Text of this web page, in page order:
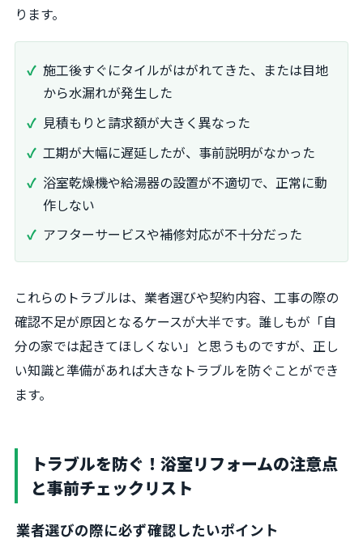
ります。
施工後すぐにタイルがはがれてきた、または目地
から水漏れが発生した
見積もりと請求額が大きく異なった
工期が大幅に遅延したが、事前説明がなかった
浴室乾燥機や給湯器の設置が不適切で、正常に動
作しない
アフターサービスや補修対応が不十分だった
これらのトラブルは、業者選びや契約内容、工事の際の
確認不足が原因となるケースが大半です。誰しもが「自
分の家では起きてほしくない」と思うものですが、正し
い知識と準備があれば大きなトラブルを防ぐことができ
ます。
トラブルを防ぐ！浴室リフォームの注意点
と事前チェックリスト
業者選びの際に必ず確認したいポイント